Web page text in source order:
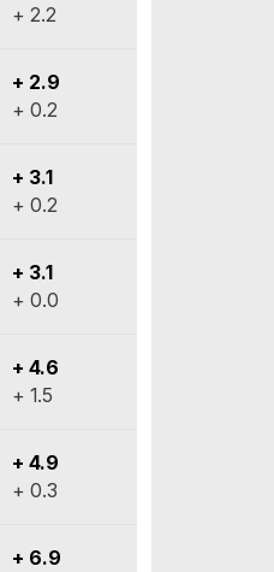
+ 2.2
+ 2.9
+ 0.2
+ 3.1
+ 0.2
+ 3.1
+ 0.0
+ 4.6
+ 1.5
+ 4.9
+ 0.3
+ 6.9